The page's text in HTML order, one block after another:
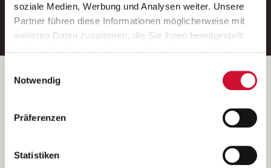
soziale Medien, Werbung und Analysen weiter. Unsere
Partner führen diese Informationen möglicherweise mit
weiteren Daten zusammen, die Sie ihnen bereitgestellt
Wenn Sie auf „Cookies zulassen“ klicken, so stimmen
Sie der Speicherung sämtlicher Cookies zu. Sie können
Ihre Einwilligung selbstverständlich jederzeit widerrufen,
indem Sie die Cookie-Einstellungen aufrufen und diese
unsererDatenschutzerklärung
Notwendig
Präferenzen
Statistiken
E-Mail-Adresse eintragen
Betreiber der Webseite
Kantstraße 45a
(Ein Tochterunternehmen des AWO Bezirksverbandes Unterfranken
e.V.)